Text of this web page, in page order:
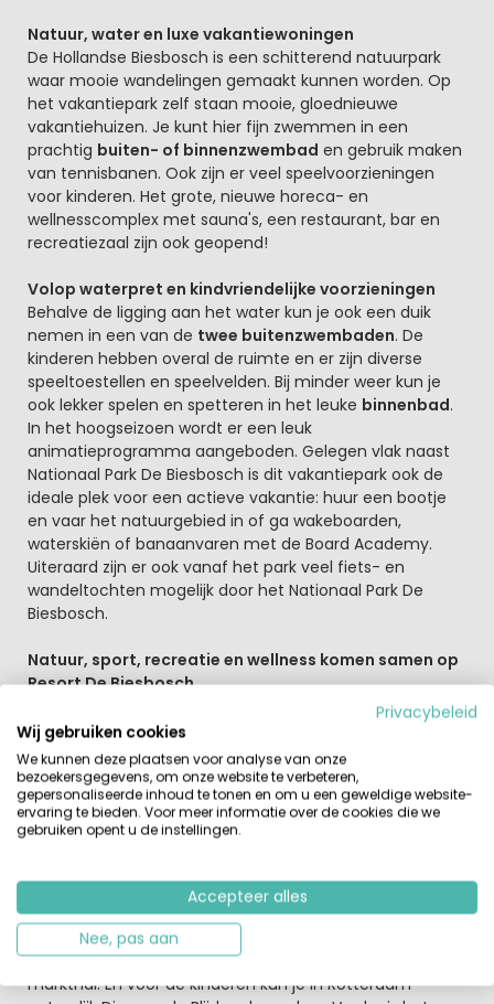
Natuur, water en luxe vakantiewoningen
De Hollandse Biesbosch is een schitterend natuurpark
waar mooie wandelingen gemaakt kunnen worden. Op
het vakantiepark zelf staan mooie, gloednieuwe
vakantiehuizen. Je kunt hier fijn zwemmen in een
prachtig buiten- of binnenzwembad en gebruik maken
van tennisbanen. Ook zijn er veel speelvoorzieningen
voor kinderen. Het grote, nieuwe horeca- en
wellnesscomplex met sauna's, een restaurant, bar en
recreatiezaal zijn ook geopend!
Volop waterpret en kindvriendelijke voorzieningen
Behalve de ligging aan het water kun je ook een duik
nemen in een van de twee buitenzwembaden. De
kinderen hebben overal de ruimte en er zijn diverse
speeltoestellen en speelvelden. Bij minder weer kun je
ook lekker spelen en spetteren in het leuke binnenbad.
In het hoogseizoen wordt er een leuk
animatieprogramma aangeboden. Gelegen vlak naast
Nationaal Park De Biesbosch is dit vakantiepark ook de
ideale plek voor een actieve vakantie: huur een bootje
en vaar het natuurgebied in of ga wakeboarden,
waterskiën of banaanvaren met de Board Academy.
Uiteraard zijn er ook vanaf het park veel fiets- en
wandeltochten mogelijk door het Nationaal Park De
Biesbosch.
Natuur, sport, recreatie en wellness komen samen op
Resort De Biesbosch.
De Biesbosch is een hoogtepunt in het zuid-westen van
Nederland. Een groot recreatie- en natuurgebied. Je
kunt vanaf Dordrecht de Biesbosch zowel fietsend,
wandelend als per boot ontdekken. Bezoek met de
kinderen zeker het Biesboschcentrum met het beverbos.
Verder kun je natuurlijk ook rondvaarten of excursies
bijwonen. En dan de stad Dordrecht met de langste
Verder is het erg leuk om een wandeling met een local
te bespreken zodat je op alle leuke plekjes komt van
deze bijzondere stad. Of wat dacht je van een dagje
Rotterdam met de Erasmusbrug en de prachtige
markthal. En voor de kinderen kun je in Rotterdam
Privacybeleid
Wij gebruiken cookies
We kunnen deze plaatsen voor analyse van onze
bezoekersgegevens, om onze website te verbeteren,
gepersonaliseerde inhoud te tonen en om u een geweldige website-
ervaring te bieden. Voor meer informatie over de cookies die we
gebruiken opent u de instellingen.
Accepteer alles
Nee, pas aan